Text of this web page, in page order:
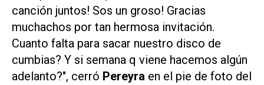
canción juntos! Sos un groso! Gracias
muchachos por tan hermosa invitación.
Cuanto falta para sacar nuestro disco de
cumbias? Y si semana q viene hacemos algún
adelanto?", cerró Pereyra en el pie de foto del